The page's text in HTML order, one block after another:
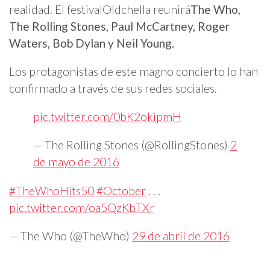
realidad. El festivalOldchella reuniráThe Who,
The Rolling Stones, Paul McCartney, Roger
Waters, Bob Dylan y Neil Young.
Los protagonistas de este magno concierto lo han
confirmado a través de sus redes sociales.
pic.twitter.com/0bK2okipmH
— The Rolling Stones (@RollingStones) 2
de mayo de 2016
#TheWhoHits50 #October . . .
pic.twitter.com/oa5QzKbTXr
— The Who (@TheWho) 29 de abril de 2016